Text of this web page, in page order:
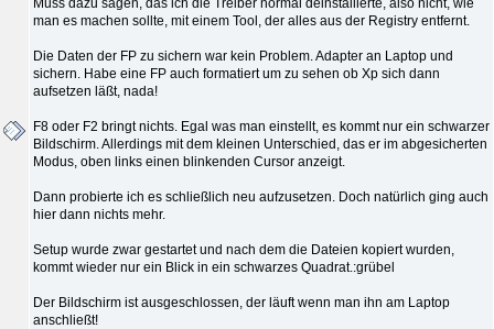
man es machen sollte, mit einem Tool, der alles aus der Registry entfernt.
Die Daten der FP zu sichern war kein Problem. Adapter an Laptop und
sichern. Habe eine FP auch formatiert um zu sehen ob Xp sich dann
aufsetzen läßt, nada!
F8 oder F2 bringt nichts. Egal was man einstellt, es kommt nur ein schwarzer
Bildschirm. Allerdings mit dem kleinen Unterschied, das er im abgesicherten
Modus, oben links einen blinkenden Cursor anzeigt.
Dann probierte ich es schließlich neu aufzusetzen. Doch natürlich ging auch
hier dann nichts mehr.
Setup wurde zwar gestartet und nach dem die Dateien kopiert wurden,
kommt wieder nur ein Blick in ein schwarzes Quadrat.:grübel
Der Bildschirm ist ausgeschlossen, der läuft wenn man ihn am Laptop
anschließt!